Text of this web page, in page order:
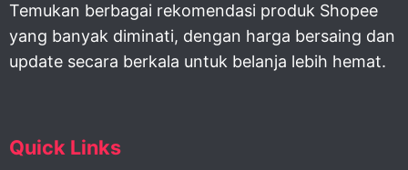
Temukan berbagai rekomendasi produk Shopee
yang banyak diminati, dengan harga bersaing dan
update secara berkala untuk belanja lebih hemat.
Quick Links